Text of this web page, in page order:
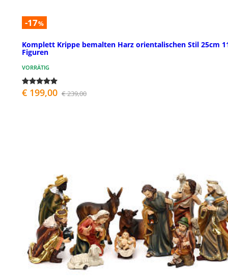
-17%
Komplett Krippe bemalten Harz orientalischen Stil 25cm
Figuren
VORRÄTIG
€ 199,00 € 239,00